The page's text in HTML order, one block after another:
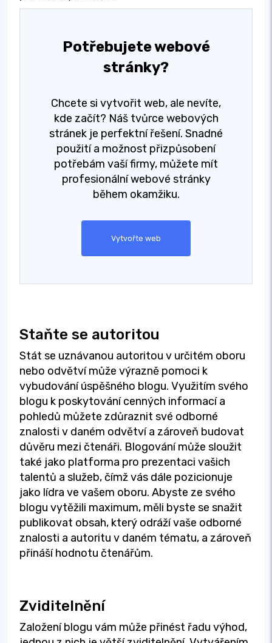
Potřebujete webové
stránky?
Chcete si vytvořit web, ale nevíte,
kde začít? Náš tvůrce webových
stránek je perfektní řešení. Snadné
použití a možnost přizpůsobení
potřebám vaší firmy, můžete mít
profesionální webové stránky
během okamžiku.
Vytvořte web
Staňte se autoritou
Stát se uznávanou autoritou v určitém oboru
nebo odvětví může výrazně pomoci k
vybudování úspěšného blogu. Využitím svého
blogu k poskytování cenných informací a
pohledů můžete zdůraznit své odborné
znalosti v daném odvětví a zároveň budovat
důvěru mezi čtenáři. Blogování může sloužit
také jako platforma pro prezentaci vašich
talentů a služeb, čímž vás dále pozicionuje
jako lídra ve vašem oboru. Abyste ze svého
blogu vytěžili maximum, měli byste se snažit
publikovat obsah, který odráží vaše odborné
znalosti a autoritu v daném tématu, a zároveň
přináší hodnotu čtenářům.
Zviditelnění
Založení blogu vám může přinést řadu výhod,